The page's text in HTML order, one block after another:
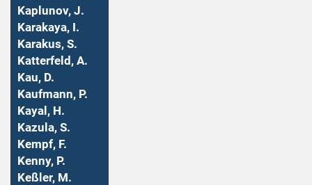
Kaplunov, J.
Karakaya, I.
Karakus, S.
Katterfeld, A.
Kau, D.
Kaufmann, P.
Kayal, H.
Kazula, S.
Kempf, F.
Kenny, P.
Keßler, M.